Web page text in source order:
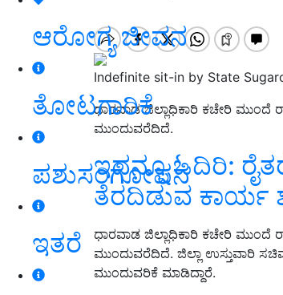
ಆರೋಗ್ಯ ಜೀವನ
ತೋಟಗಾರಿಕೆ
ಪಶುಸಂಗೋಪನೆ
ಇತರೆ
Indefinite sit-in by State
ಧಾರವಾಡ ಜಿಲ್ಲಾಧಿಕಾರಿ ಕಚೇರಿ ಮುಂದೆ
ಮುಂದುವರೆದಿದೆ.
ಇದನ್ನೂ ಓದಿರಿ:
ತೆರದಿಡುವ ಕಾರ್ಯ
ಧಾರವಾಡ ಜಿಲ್ಲಾಧಿಕಾರಿ ಕಚೇರಿ ಮುಂದೆ
ಮುಂದುವರೆದಿದೆ. ಜಿಲ್ಲಾ ಉಸ್ತುವಾರಿ
ಮುಂದುವರಿಕೆ ಮಾಡಿದ್ದಾರೆ.